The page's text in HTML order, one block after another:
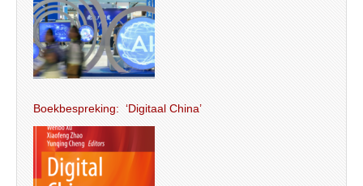
Boekbespreking: ‘Digitaal China’